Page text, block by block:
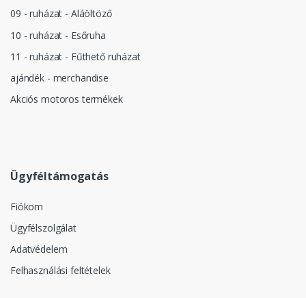
09 - ruházat - Aláöltöző
10 - ruházat - Esőruha
11 - ruházat - Fűthető ruházat
ajándék - merchandise
Akciós motoros termékek
Ügyféltámogatás
Fiókom
Ügyfélszolgálat
Adatvédelem
Felhasználási feltételek